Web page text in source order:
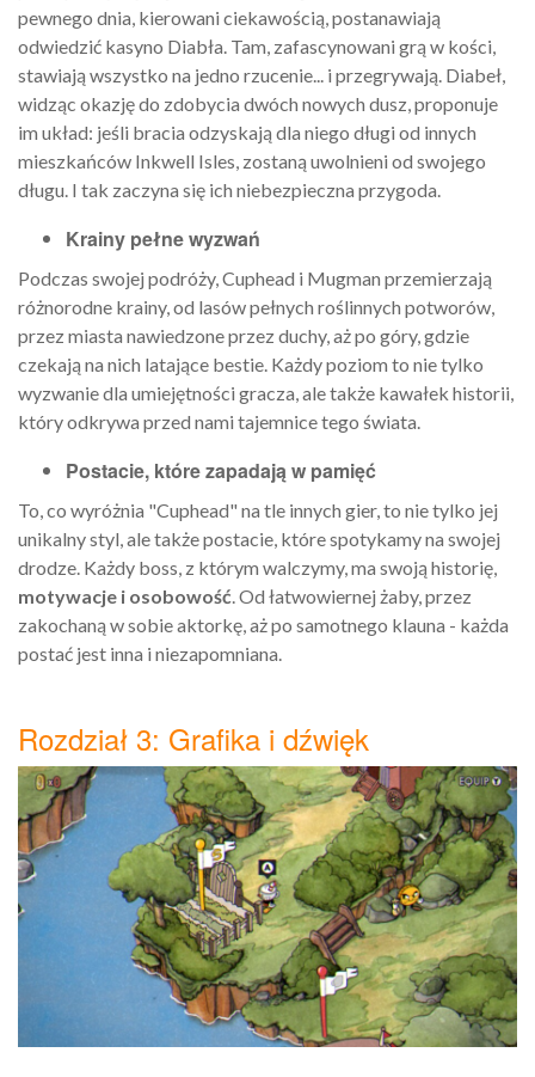
pewnego dnia, kierowani ciekawością, postanawiają
odwiedzić kasyno Diabła. Tam, zafascynowani grą w kości,
stawiają wszystko na jedno rzucenie... i przegrywają. Diabeł,
widząc okazję do zdobycia dwóch nowych dusz, proponuje
im układ: jeśli bracia odzyskają dla niego długi od innych
mieszkańców Inkwell Isles, zostaną uwolnieni od swojego
długu. I tak zaczyna się ich niebezpieczna przygoda.
Krainy pełne wyzwań
Podczas swojej podróży, Cuphead i Mugman przemierzają
różnorodne krainy, od lasów pełnych roślinnych potworów,
przez miasta nawiedzone przez duchy, aż po góry, gdzie
czekają na nich latające bestie. Każdy poziom to nie tylko
wyzwanie dla umiejętności gracza, ale także kawałek historii,
który odkrywa przed nami tajemnice tego świata.
Postacie, które zapadają w pamięć
To, co wyróżnia "Cuphead" na tle innych gier, to nie tylko jej
unikalny styl, ale także postacie, które spotykamy na swojej
drodze. Każdy boss, z którym walczymy, ma swoją historię,
motywacje i osobowość. Od łatwowiernej żaby, przez
zakochaną w sobie aktorkę, aż po samotnego klauna - każda
postać jest inna i niezapomniana.
Rozdział 3: Grafika i dźwięk